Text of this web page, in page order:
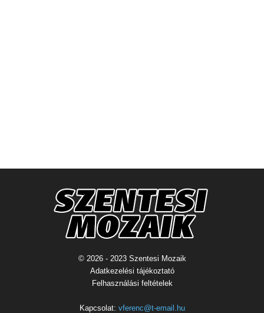
© 2026 - 2023 Szentesi Mozaik
Adatkezelési tájékoztató
Felhasználási feltételek
Kapcsolat: vferenc@t-email.hu